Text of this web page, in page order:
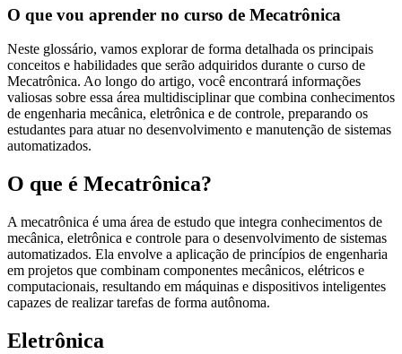
O que vou aprender no curso de Mecatrônica
Neste glossário, vamos explorar de forma detalhada os principais
conceitos e habilidades que serão adquiridos durante o curso de
Mecatrônica. Ao longo do artigo, você encontrará informações
valiosas sobre essa área multidisciplinar que combina conhecimentos
de engenharia mecânica, eletrônica e de controle, preparando os
estudantes para atuar no desenvolvimento e manutenção de sistemas
automatizados.
O que é Mecatrônica?
A mecatrônica é uma área de estudo que integra conhecimentos de
mecânica, eletrônica e controle para o desenvolvimento de sistemas
automatizados. Ela envolve a aplicação de princípios de engenharia
em projetos que combinam componentes mecânicos, elétricos e
computacionais, resultando em máquinas e dispositivos inteligentes
capazes de realizar tarefas de forma autônoma.
Eletrônica